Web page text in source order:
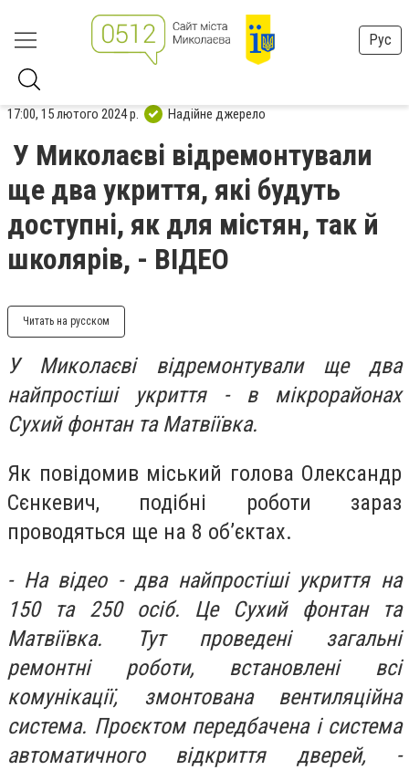
Рус
17:00, 15 лютого 2024 р. Надійне джерело
У Миколаєві відремонтували
ще два укриття, які будуть
доступні, як для містян, так й
школярів, - ВІДЕО
Читать на русском
У Миколаєві відремонтували ще два
найпростіші укриття - в мікрорайонах
Сухий фонтан та Матвіївка.
Як повідомив міський голова Олександр
Сєнкевич, подібні роботи зараз
проводяться ще на 8 об’єктах.
- На відео - два найпростіші укриття на
150 та 250 осіб. Це Сухий фонтан та
Матвіївка. Тут проведені загальні
ремонтні роботи, встановлені всі
комунікації, змонтована вентиляційна
система. Проєктом передбачена і система
автоматичного відкриття дверей, -